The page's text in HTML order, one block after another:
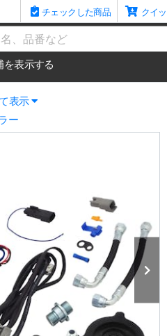
チェックした商品 クイ
を表示する
表示
ー